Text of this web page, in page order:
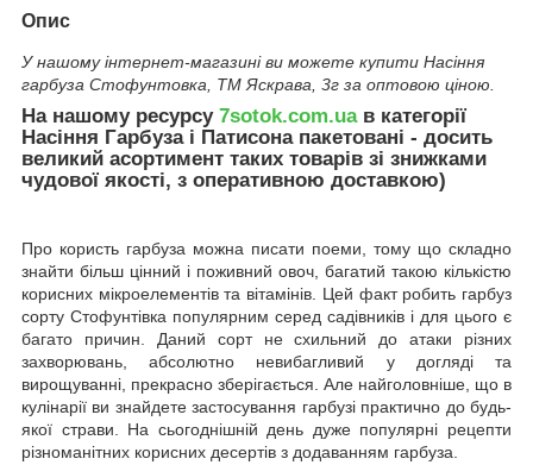
Опис
У нашому інтернет-магазині ви можете купити Насіння
гарбуза Стофунтовка, ТМ Яскрава, 3г за оптовою ціною.
На нашому ресурсу 7sotok.com.uaв категорії
Насіння Гарбуза і Патисона пакетовані - досить
великий асортимент таких товарів зі знижками
чудової якості, з оперативною доставкою)
Про користь гарбуза можна писати поеми, тому що складно
знайти більш цінний і поживний овоч, багатий такою кількістю
корисних мікроелементів та вітамінів. Цей факт робить гарбуз
сорту Стофунтівка популярним серед садівників і для цього є
багато причин. Даний сорт не схильний до атаки різних
захворювань, абсолютно невибагливий у догляді та
вирощуванні, прекрасно зберігається. Але найголовніше, що в
кулінарії ви знайдете застосування гарбузі практично до будь-
якої страви. На сьогоднішній день дуже популярні рецепти
різноманітних корисних десертів з додаванням гарбуза.